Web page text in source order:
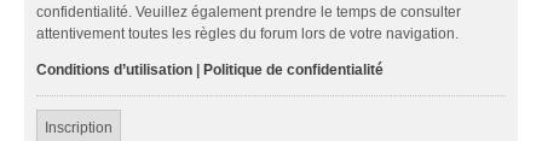
confidentialité. Veuillez également prendre le temps de consulter
attentivement toutes les règles du forum lors de votre navigation.
Conditions d’utilisation | Politique de confidentialité
Inscription